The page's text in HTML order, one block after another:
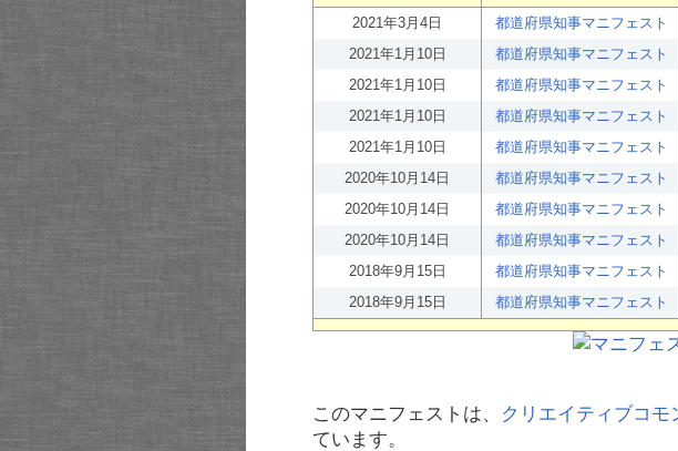
2021年3月4日
都道府県知事マニフェスト
2021年1月10日
都道府県知事マニフェスト
2021年1月10日
都道府県知事マニフェスト
2021年1月10日
都道府県知事マニフェスト
2021年1月10日
都道府県知事マニフェスト
2020年10月14日
都道府県知事マニフェスト
2020年10月14日
都道府県知事マニフェスト
2020年10月14日
都道府県知事マニフェスト
2018年9月15日
都道府県知事マニフェスト
2018年9月15日
都道府県知事マニフェスト
このマニフェストは、 クリエイティブコモ
ています。